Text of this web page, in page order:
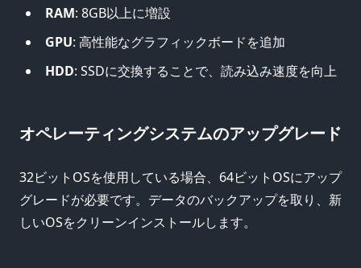
RAM: 8GB以上に増設
GPU: 高性能なグラフィックボードを追加
HDD: SSDに交換することで、読み込み速度を向上
オペレーティングシステムのアップグレード
32ビットOSを使用している場合、64ビットOSにアップ
グレードが必要です。データのバックアップを取り、新
しいOSをクリーンインストールします。